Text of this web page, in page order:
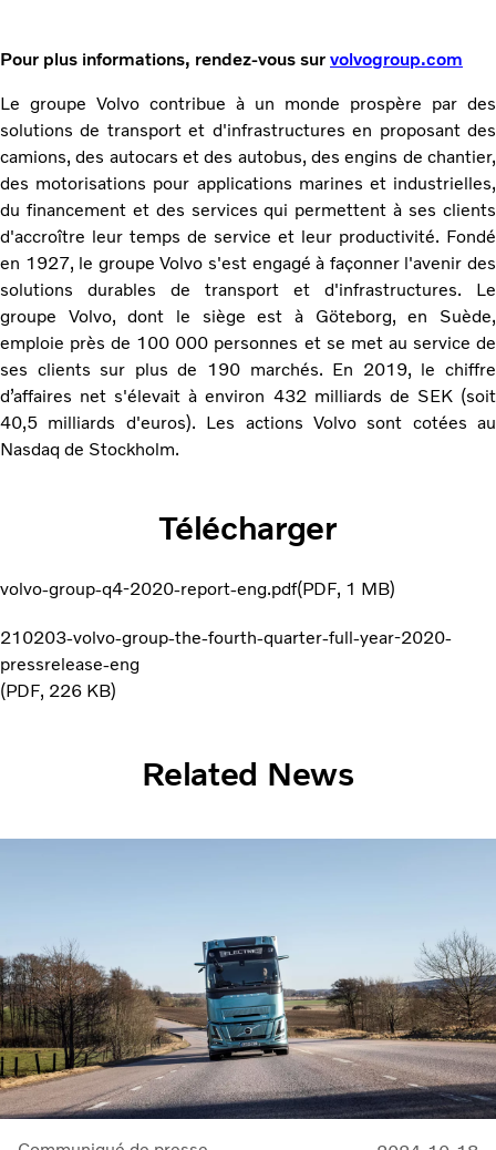
Pour plus informations, rendez-vous sur volvogroup.com
Le groupe Volvo contribue à un monde prospère par des
solutions de transport et d'infrastructures en proposant des
camions, des autocars et des autobus, des engins de chantier,
des motorisations pour applications marines et industrielles,
du financement et des services qui permettent à ses clients
d'accroître leur temps de service et leur productivité. Fondé
en 1927, le groupe Volvo s'est engagé à façonner l'avenir des
solutions durables de transport et d'infrastructures. Le
groupe Volvo, dont le siège est à Göteborg, en Suède,
emploie près de 100 000 personnes et se met au service de
ses clients sur plus de 190 marchés. En 2019, le chiffre
d’affaires net s'élevait à environ 432 milliards de SEK (soit
40,5 milliards d'euros). Les actions Volvo sont cotées au
Nasdaq de Stockholm.
Télécharger
volvo-group-q4-2020-report-eng.pdf PDF 1 MB
210203-volvo-group-the-fourth-quarter-full-year-2020-
pressrelease-eng
PDF 226 KB
Related News